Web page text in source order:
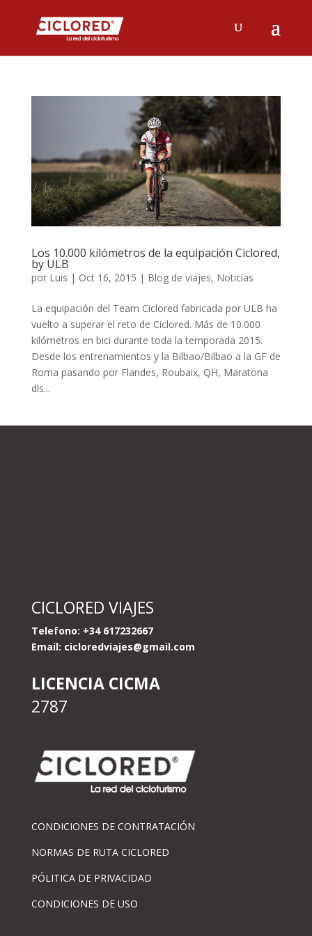
Los 10.000 kilómetros de la equipación Ciclored,
by ULB
por Luis | Oct 16, 2015 | Blog de viajes, Noticias
La equipación del Team Ciclored fabricada por ULB ha
vuelto a superar el reto de Ciclored. Más de 10.000
kilómetros en bici durante toda la temporada 2015.
Desde los entrenamientos y la Bilbao/Bilbao a la GF de
Roma pasando por Flandes, Roubaix, QH, Maratona
dls...
CICLORED VIAJES
Telefono: +34 617232667
Email: cicloredviajes@gmail.com
LICENCIA CICMA
2787
CONDICIONES DE CONTRATACIÓN
NORMAS DE RUTA CICLORED
PÓLITICA DE PRIVACIDAD
CONDICIONES DE USO